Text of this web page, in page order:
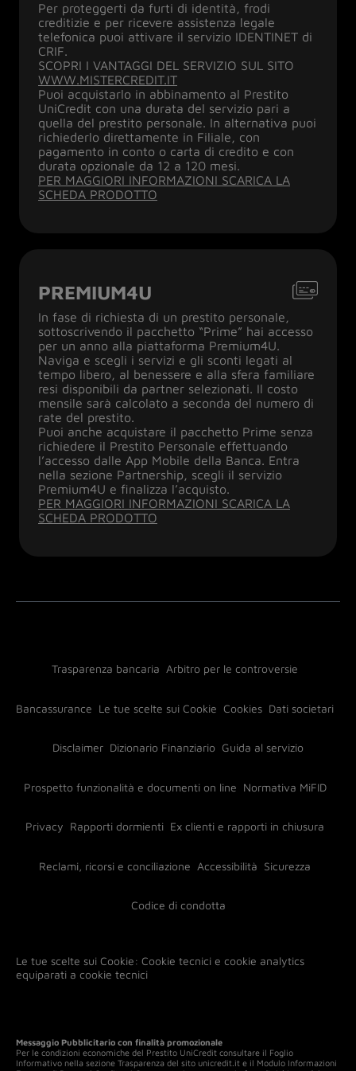
Per proteggerti da furti di identità, frodi
creditizie e per ricevere assistenza legale
telefonica puoi attivare il servizio IDENTINET di
CRIF.
SCOPRI I VANTAGGI DEL SERVIZIO SUL SITO
WWW.MISTERCREDIT.IT
Puoi acquistarlo in abbinamento al Prestito
UniCredit con una durata del servizio pari a
quella del prestito personale. In alternativa puoi
richiederlo direttamente in Filiale, con
pagamento in conto o carta di credito e con
durata opzionale da 12 a 120 mesi.
PER MAGGIORI INFORMAZIONI SCARICA LA
SCHEDA PRODOTTO
PREMIUM4U
In fase di richiesta di un prestito personale,
sottoscrivendo il pacchetto “Prime” hai accesso
per un anno alla piattaforma Premium4U.
Naviga e scegli i servizi e gli sconti legati al
tempo libero, al benessere e alla sfera familiare
resi disponibili da partner selezionati. Il costo
mensile sarà calcolato a seconda del numero di
rate del prestito.
Puoi anche acquistare il pacchetto Prime senza
richiedere il Prestito Personale effettuando
l’accesso dalle App Mobile della Banca. Entra
nella sezione Partnership, scegli il servizio
Premium4U e finalizza l’acquisto.
PER MAGGIORI INFORMAZIONI SCARICA LA
SCHEDA PRODOTTO
Trasparenza bancaria Arbitro per le controversie
Bancassurance Le tue scelte sui Cookie Cookies Dati societari
Disclaimer Dizionario Finanziario Guida al servizio
Prospetto funzionalità e documenti on line Normativa MiFID
Privacy Rapporti dormienti Ex clienti e rapporti in chiusura
Reclami, ricorsi e conciliazione Accessibilità Sicurezza
Codice di condotta
Le tue scelte sui Cookie: Cookie tecnici e cookie analytics
equiparati a cookie tecnici
Messaggio Pubblicitario con finalità promozionale
Per le condizioni economiche del Prestito UniCredit consultare il Foglio
Informativo nella sezione Trasparenza del sito unicredit.it e il Modulo Informazioni